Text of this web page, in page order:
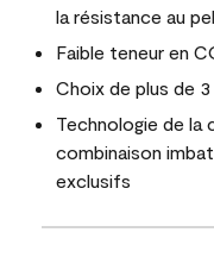
la résistance au
Faible teneur en
Choix de plus de
Technologie de la
combinaison
exclusifs